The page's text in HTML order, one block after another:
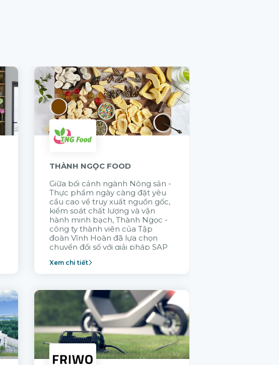
THÀNH NGỌC FOOD
Giữa bối cảnh ngành Nông sản -
Thực phẩm ngày càng đặt yêu
cầu cao về truy xuất nguồn gốc,
kiểm soát chất lượng và vận
hành minh bạch, Thành Ngọc -
công ty thành viên của Tập
đoàn Vĩnh Hoàn đã lựa chọn
chuyển đổi số với giải pháp SAP
năng lực vận hành bền vững.
Xem chi tiết